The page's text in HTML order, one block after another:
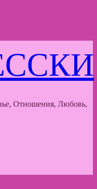
Отношения, Любовь,